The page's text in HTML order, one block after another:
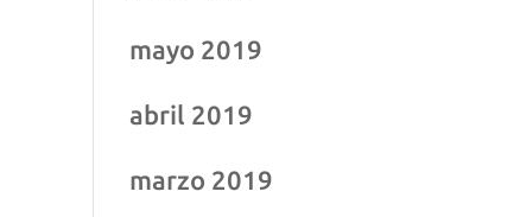
mayo 2019
abril 2019
marzo 2019